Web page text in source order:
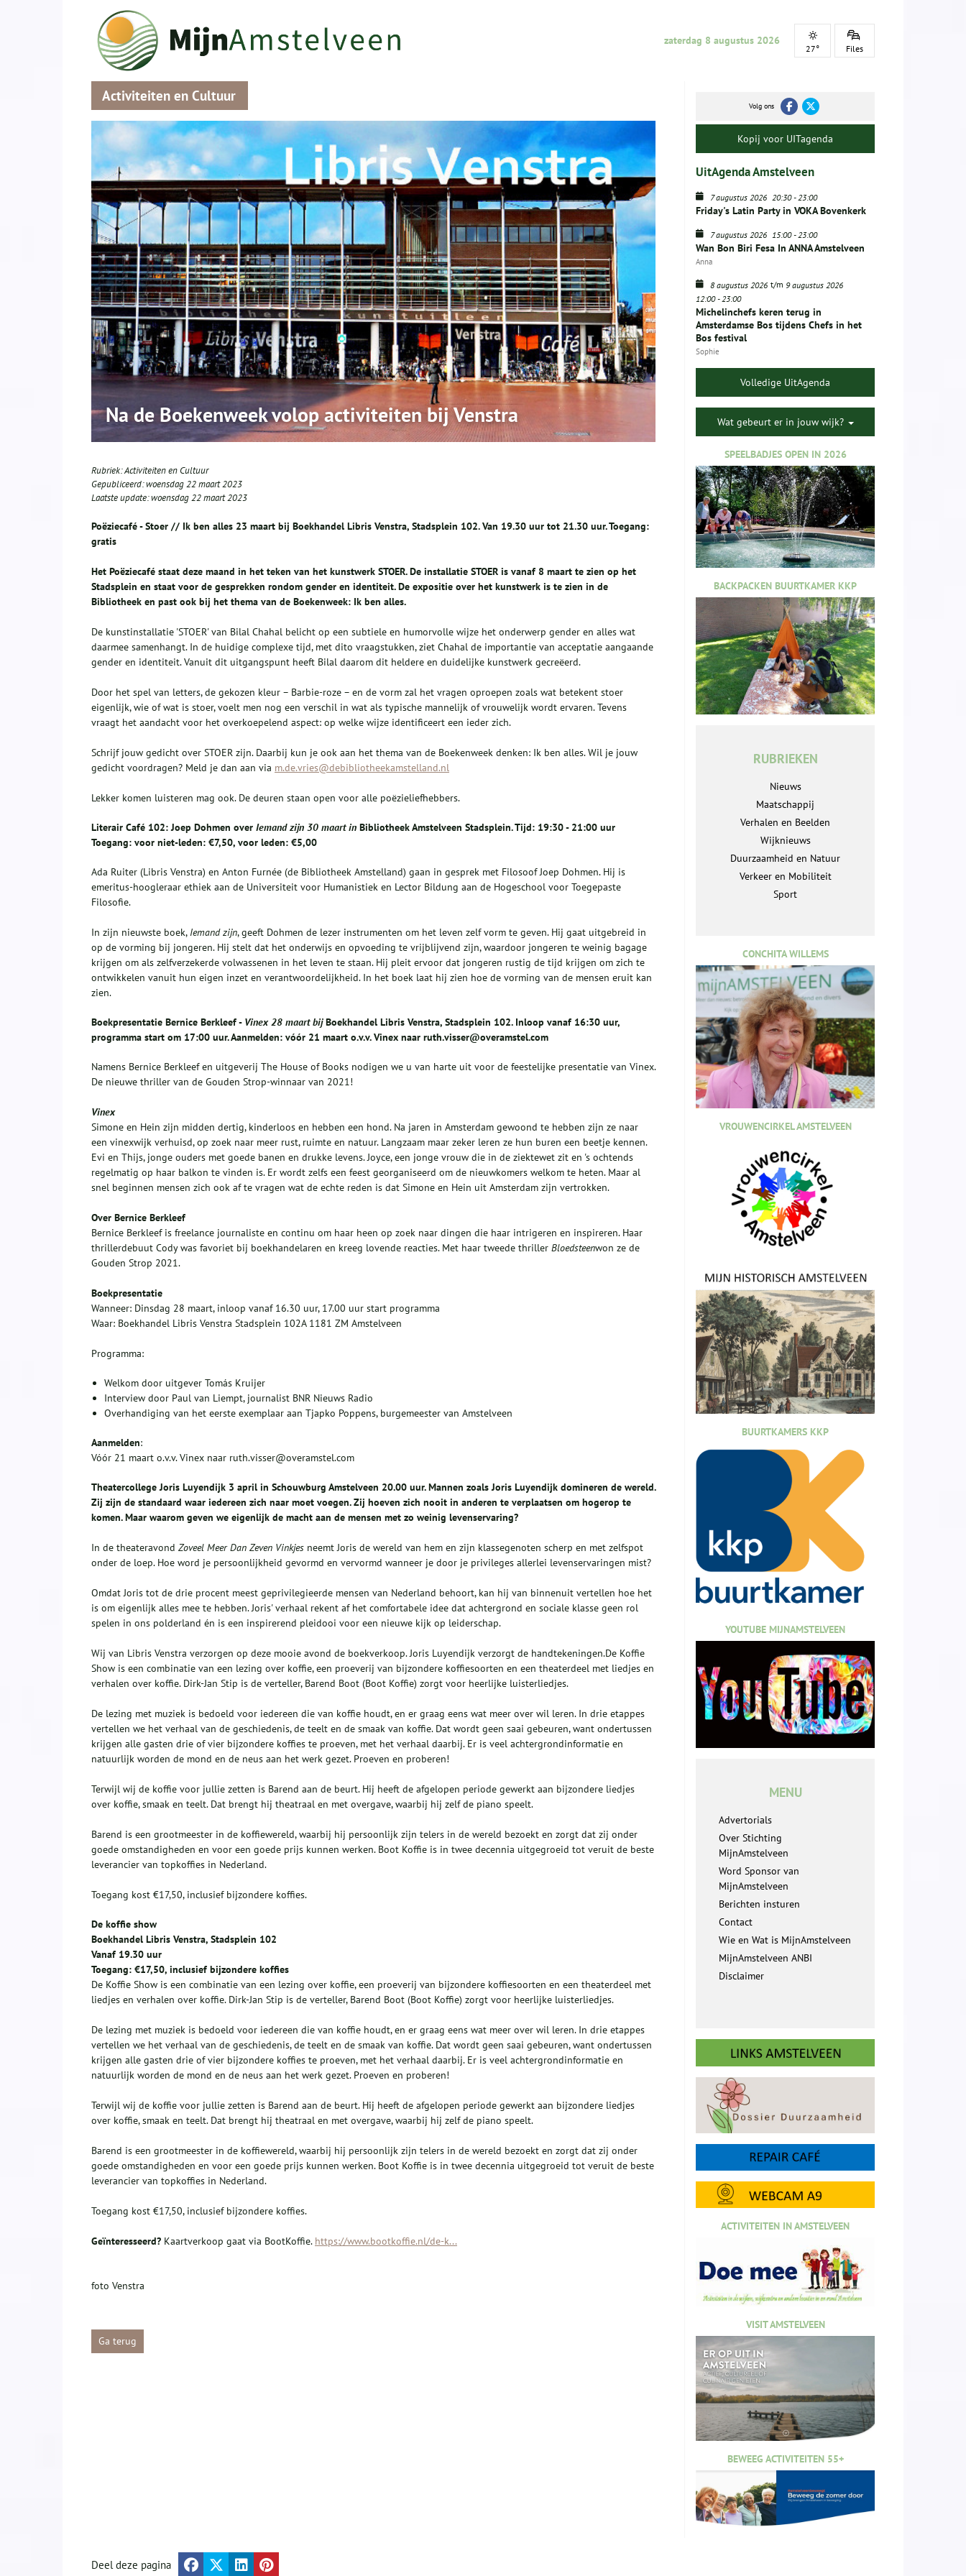
zaterdag 8 augustus 2026
27° Files
Activiteiten en Cultuur
Na de Boekenweek volop activiteiten bij Venstra
Rubriek:Activiteiten en Cultuur
Gepubliceerd:woensdag 22 maart 2023
Laatste update:woensdag 22 maart 2023
Poëziecafé - Stoer // Ik ben alles 23 maart bij Boekhandel Libris Venstra, Stadsplein 102. Van 19.30 uur tot 21.30 uur. Toegang:
gratis
Het Poëziecafé staat deze maand in het teken van het kunstwerk STOER. De installatie STOER is vanaf 8 maart te zien op het
Stadsplein en staat voor de gesprekken rondom gender en identiteit. De expositie over het kunstwerk is te zien in de
Bibliotheek en past ook bij het thema van de Boekenweek: Ik ben alles.
De kunstinstallatie 'STOER' van Bilal Chahal belicht op een subtiele en humorvolle wijze het onderwerp gender en alles wat
daarmee samenhangt. In de huidige complexe tijd, met dito vraagstukken, ziet Chahal de importantie van acceptatie aangaande
gender en identiteit. Vanuit dit uitgangspunt heeft Bilal daarom dit heldere en duidelijke kunstwerk gecreëerd.
Door het spel van letters, de gekozen kleur – Barbie-roze – en de vorm zal het vragen oproepen zoals wat betekent stoer
eigenlijk, wie of wat is stoer, voelt men nog een verschil in wat als typische mannelijk of vrouwelijk wordt ervaren. Tevens
vraagt het aandacht voor het overkoepelend aspect: op welke wijze identificeert een ieder zich.
Schrijf jouw gedicht over STOER zijn. Daarbij kun je ook aan het thema van de Boekenweek denken: Ik ben alles. Wil je jouw
gedicht voordragen? Meld je dan aan via m.de.vries@debibliotheekamstelland.nl
Lekker komen luisteren mag ook. De deuren staan open voor alle poëzieliefhebbers.
Literair Café 102: Joep Dohmen over Iemand zijn 30 maart in Bibliotheek Amstelveen Stadsplein. Tijd: 19:30 - 21:00 uur
Toegang: voor niet-leden: €7,50, voor leden: €5,00
Ada Ruiter (Libris Venstra) en Anton Furnée (de Bibliotheek Amstelland) gaan in gesprek met Filosoof Joep Dohmen. Hij is
emeritus-hoogleraar ethiek aan de Universiteit voor Humanistiek en Lector Bildung aan de Hogeschool voor Toegepaste
Filosofie.
In zijn nieuwste boek, Iemand zijn, geeft Dohmen de lezer instrumenten om het leven zelf vorm te geven. Hij gaat uitgebreid in
op de vorming bij jongeren. Hij stelt dat het onderwijs en opvoeding te vrijblijvend zijn, waardoor jongeren te weinig bagage
krijgen om als zelfverzekerde volwassenen in het leven te staan. Hij pleit ervoor dat jongeren rustig de tijd krijgen om zich te
ontwikkelen vanuit hun eigen inzet en verantwoordelijkheid. In het boek laat hij zien hoe de vorming van de mensen eruit kan
zien.
Boekpresentatie Bernice Berkleef - Vinex 28 maart bijBoekhandel Libris Venstra, Stadsplein 102. Inloop vanaf 16:30 uur,
programma start om 17:00 uur. Aanmelden: vóór 21 maart o.v.v. Vinex naar ruth.visser@overamstel.com
Namens Bernice Berkleef en uitgeverij The House of Books nodigen we u van harte uit voor de feestelijke presentatie van Vinex.
De nieuwe thriller van de Gouden Strop-winnaar van 2021!
Vinex
Simone en Hein zijn midden dertig, kinderloos en hebben een hond. Na jaren in Amsterdam gewoond te hebben zijn ze naar
een vinexwijk verhuisd, op zoek naar meer rust, ruimte en natuur. Langzaam maar zeker leren ze hun buren een beetje kennen.
Evi en Thijs, jonge ouders met goede banen en drukke levens. Joyce, een jonge vrouw die in de ziektewet zit en 's ochtends
regelmatig op haar balkon te vinden is. Er wordt zelfs een feest georganiseerd om de nieuwkomers welkom te heten. Maar al
snel beginnen mensen zich ook af te vragen wat de echte reden is dat Simone en Hein uit Amsterdam zijn vertrokken.
Over Bernice Berkleef
Bernice Berkleef is freelance journaliste en continu om haar heen op zoek naar dingen die haar intrigeren en inspireren. Haar
thrillerdebuut Cody was favoriet bij boekhandelaren en kreeg lovende reacties. Met haar tweede thriller Bloedsteenwon ze de
Gouden Strop 2021.
Boekpresentatie
Wanneer: Dinsdag 28 maart, inloop vanaf 16.30 uur, 17.00 uur start programma
Waar: Boekhandel Libris Venstra Stadsplein 102A 1181 ZM Amstelveen
Programma:
Welkom door uitgever Tomás Kruijer
Interview door Paul van Liempt, journalist BNR Nieuws Radio
Overhandiging van het eerste exemplaar aan Tjapko Poppens, burgemeester van Amstelveen
Aanmelden:
Vóór 21 maart o.v.v. Vinex naar ruth.visser@overamstel.com
Theatercollege Joris Luyendijk 3 april in Schouwburg Amstelveen 20.00 uur.Mannen zoals Joris Luyendijk domineren de wereld.
Zij zijn de standaard waar iedereen zich naar moet voegen. Zij hoeven zich nooit in anderen te verplaatsen om hogerop te
komen.Maar waarom geven we eigenlijk de macht aan de mensen met zo weinig levenservaring?
In de theateravond Zoveel Meer Dan Zeven Vinkjes neemt Joris de wereld van hem en zijn klassegenoten scherp en met zelfspot
onder de loep. Hoe word je persoonlijkheid gevormd en vervormd wanneer je door je privileges allerlei levenservaringen mist?
Omdat Joris tot de drie procent meest geprivilegieerde mensen van Nederland behoort, kan hij van binnenuit vertellen hoe het
is om eigenlijk alles mee te hebben. Joris' verhaal rekent af het comfortabele idee dat achtergrond en sociale klasse geen rol
spelen in ons polderland én is een inspirerend pleidooi voor een nieuwe kijk op leiderschap.
Wij van Libris Venstra verzorgen op deze mooie avond de boekverkoop. Joris Luyendijk verzorgt de handtekeningen.De Koffie
Show is een combinatie van een lezing over koffie, een proeverij van bijzondere koffiesoorten en een theaterdeel met liedjes en
verhalen over koffie. Dirk-Jan Stip is de verteller, Barend Boot (Boot Koffie) zorgt voor heerlijke luisterliedjes.
De lezing met muziek is bedoeld voor iedereen die van koffie houdt, en er graag eens wat meer over wil leren. In drie etappes
vertellen we het verhaal van de geschiedenis, de teelt en de smaak van koffie. Dat wordt geen saai gebeuren, want ondertussen
krijgen alle gasten drie of vier bijzondere koffies te proeven, met het verhaal daarbij. Er is veel achtergrondinformatie en
natuurlijk worden de mond en de neus aan het werk gezet. Proeven en proberen!
Terwijl wij de koffie voor jullie zetten is Barend aan de beurt. Hij heeft de afgelopen periode gewerkt aan bijzondere liedjes
over koffie, smaak en teelt. Dat brengt hij theatraal en met overgave, waarbij hij zelf de piano speelt.
Barend is een grootmeester in de koffiewereld, waarbij hij persoonlijk zijn telers in de wereld bezoekt en zorgt dat zij onder
goede omstandigheden en voor een goede prijs kunnen werken. Boot Koffie is in twee decennia uitgegroeid tot veruit de beste
leverancier van topkoffies in Nederland.
Toegang kost €17,50, inclusief bijzondere koffies.
De koffie show
Boekhandel Libris Venstra, Stadsplein 102
Vanaf 19.30 uur
Toegang: €17,50, inclusief bijzondere koffies
De Koffie Show is een combinatie van een lezing over koffie, een proeverij van bijzondere koffiesoorten en een theaterdeel met
liedjes en verhalen over koffie. Dirk-Jan Stip is de verteller, Barend Boot (Boot Koffie) zorgt voor heerlijke luisterliedjes.
De lezing met muziek is bedoeld voor iedereen die van koffie houdt, en er graag eens wat meer over wil leren. In drie etappes
vertellen we het verhaal van de geschiedenis, de teelt en de smaak van koffie. Dat wordt geen saai gebeuren, want ondertussen
krijgen alle gasten drie of vier bijzondere koffies te proeven, met het verhaal daarbij. Er is veel achtergrondinformatie en
natuurlijk worden de mond en de neus aan het werk gezet. Proeven en proberen!
Terwijl wij de koffie voor jullie zetten is Barend aan de beurt. Hij heeft de afgelopen periode gewerkt aan bijzondere liedjes
over koffie, smaak en teelt. Dat brengt hij theatraal en met overgave, waarbij hij zelf de piano speelt.
Barend is een grootmeester in de koffiewereld, waarbij hij persoonlijk zijn telers in de wereld bezoekt en zorgt dat zij onder
goede omstandigheden en voor een goede prijs kunnen werken. Boot Koffie is in twee decennia uitgegroeid tot veruit de beste
leverancier van topkoffies in Nederland.
Toegang kost €17,50, inclusief bijzondere koffies.
Geïnteresseerd? Kaartverkoop gaat via BootKoffie. https://www.bootkoffie.nl/de-k...
foto Venstra
Ga terug
Volg ons
Kopij voor UITagenda
UitAgenda Amstelveen
7 augustus 2026 20:30-23:00
Friday's Latin Party in VOKA Bovenkerk
7 augustus 2026 15:00-23:00
Wan Bon Biri Fesa In ANNA Amstelveen
Anna
8 augustus 2026 t/m 9 augustus 2026
12:00-23:00
Michelinchefs keren terug in
Amsterdamse Bos tijdens Chefs in het
Bos festival
Sophie
Volledige UitAgenda
Wat gebeurt er in jouw wijk?
SPEELBADJES OPEN IN 2026
BACKPACKEN BUURTKAMER KKP
RUBRIEKEN
Nieuws
Maatschappij
Verhalen en Beelden
Wijknieuws
Duurzaamheid en Natuur
Verkeer en Mobiliteit
Sport
CONCHITA WILLEMS
VROUWENCIRKEL AMSTELVEEN
BUURTKAMERS KKP
YOUTUBE MIJNAMSTELVEEN
MENU
Advertorials
Over Stichting
MijnAmstelveen
Word Sponsor van
MijnAmstelveen
Berichten insturen
Contact
Wie en Wat is MijnAmstelveen
MijnAmstelveen ANBI
Disclaimer
ACTIVITEITEN IN AMSTELVEEN
VISIT AMSTELVEEN
BEWEEG ACTIVITEITEN 55+
Deel deze pagina